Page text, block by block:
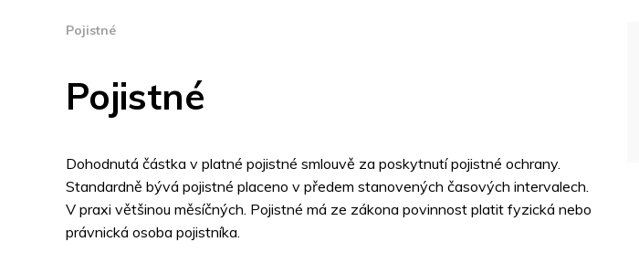
Pojistné
Pojistné
Dohodnutá částka v platné pojistné smlouvě za poskytnutí pojistné ochrany.
Standardně bývá pojistné placeno v předem stanovených časových intervalech.
V praxi většinou měsíčných. Pojistné má ze zákona povinnost platit fyzická nebo
právnická osoba pojistníka.